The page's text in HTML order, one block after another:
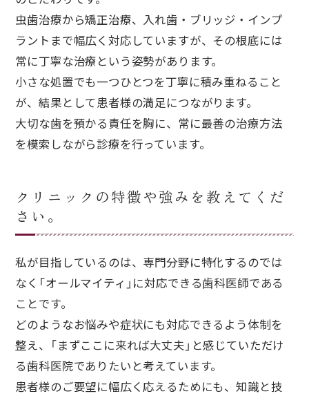
虫歯治療から矯正治療、入れ歯・ブリッジ・インプ
ラントまで幅広く対応していますが、その根底には
常に丁寧な治療という姿勢があります。
小さな処置でも一つひとつを丁寧に積み重ねること
が、結果として患者様の満足につながります。
大切な歯を預かる責任を胸に、常に最善の治療方法
を模索しながら診療を行っています。
クリニックの特徴や強みを教えてくだ
さい。
私が目指しているのは、専門分野に特化するのでは
なく「オールマイティ」に対応できる歯科医師である
ことです。
どのようなお悩みや症状にも対応できるよう体制を
整え、「まずここに来れば大丈夫」と感じていただけ
る歯科医院でありたいと考えています。
患者様のご要望に幅広く応えるためにも、知識と技